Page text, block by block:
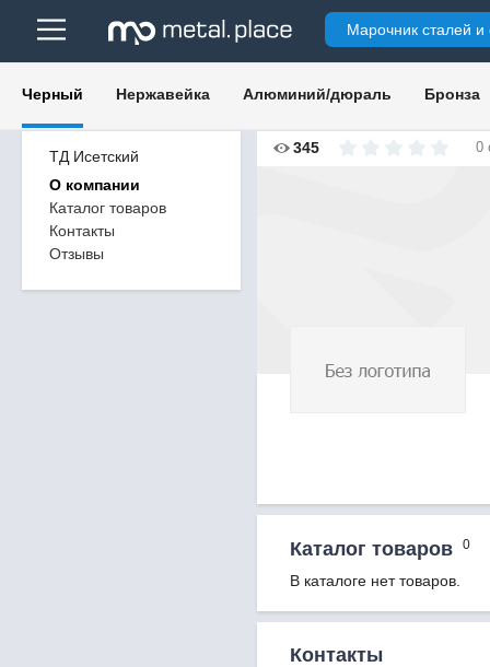
Марочник сталей и
Черный Нержавейка Алюминий/дюраль Бронза
ТД Исетский
О компании
Каталог товаров
Контакты
Отзывы
345 0
Каталог товаров 0
В каталоге нет товаров.
Контакты